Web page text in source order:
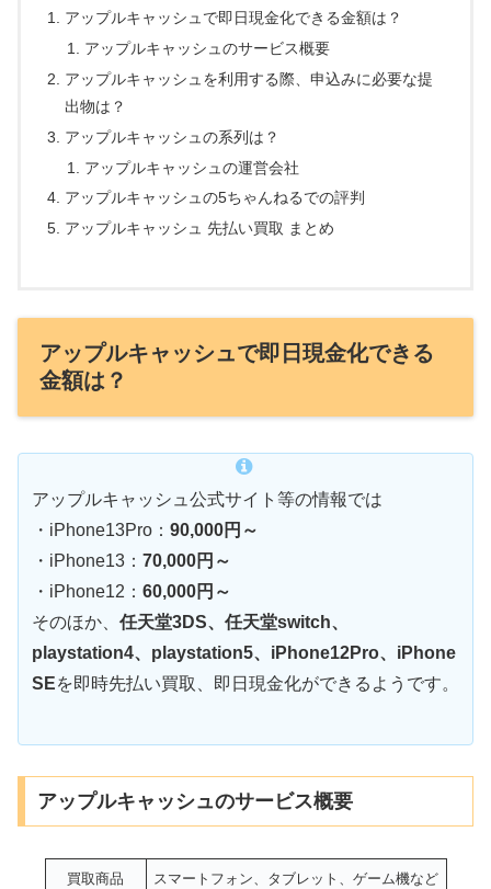
アップルキャッシュで即日現金化できる金額は？
アップルキャッシュのサービス概要
アップルキャッシュを利用する際、申込みに必要な提
出物は？
アップルキャッシュの系列は？
アップルキャッシュの運営会社
アップルキャッシュの5ちゃんねるでの評判
アップルキャッシュ 先払い買取 まとめ
アップルキャッシュで即日現金化できる
金額は？
アップルキャッシュ公式サイト等の情報では
・iPhone13Pro： 90,000円～
・iPhone13： 70,000円～
・iPhone12： 60,000円～
そのほか、 任天堂3DS、任天堂switch、
playstation4、playstation5、iPhone12Pro、iPhone
SEを即時先払い買取、即日現金化ができるようです。
アップルキャッシュのサービス概要
買取商品 スマートフォン、タブレット、ゲーム機など